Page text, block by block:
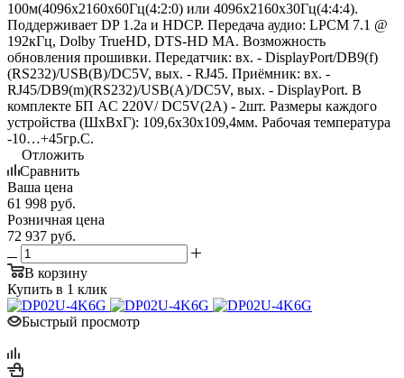
100м(4096х2160х60Гц(4:2:0) или 4096х2160х30Гц(4:4:4).
Поддерживает DP 1.2a и HDCP. Передача аудио: LPCM 7.1 @
192кГц, Dolby TrueHD, DTS-HD MA. Возможность
обновления прошивки. Передатчик: вх. - DisplayPort/DB9(f)
(RS232)/USB(B)/DC5V, вых. - RJ45. Приёмник: вх. -
RJ45/DB9(m)(RS232)/USB(A)/DC5V, вых. - DisplayPort. В
комплекте БП AC 220V/ DC5V(2A) - 2шт. Размеры каждого
устройства (ШxВxГ): 109,6x30x109,4мм. Рабочая температура
-10…+45гр.С.
Отложить
Сравнить
Ваша цена
61 998 руб.
Розничная цена
72 937 руб.
В корзину
Купить в 1 клик
Быстрый просмотр